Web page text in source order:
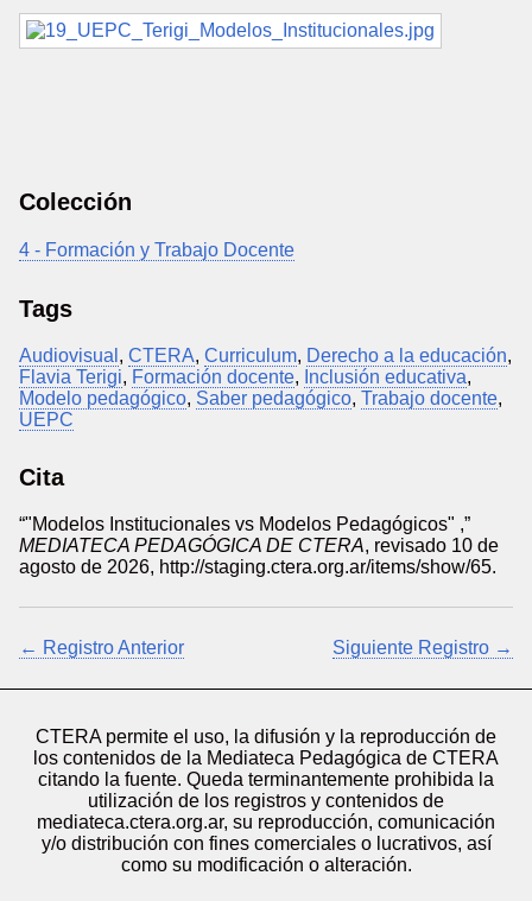
Colección
4 - Formación y Trabajo Docente
Tags
Audiovisual , CTERA, Curriculum, Derecho a la educación,
Flavia Terigi, Formación docente, Inclusión educativa,
Modelo pedagógico, Saber pedagógico, Trabajo docente,
UEPC
Cita
“"Modelos Institucionales vs Modelos Pedagógicos" ,”
MEDIATECA PEDAGÓGICA DE CTERA, revisado 10 de
agosto de 2026, http://staging.ctera.org.ar/items/show/65.
← Registro Anterior Siguiente Registro →
CTERA permite el uso, la difusión y la reproducción de
los contenidos de la Mediateca Pedagógica de CTERA
citando la fuente. Queda terminantemente prohibida la
utilización de los registros y contenidos de
mediateca.ctera.org.ar, su reproducción, comunicación
y/o distribución con fines comerciales o lucrativos, así
como su modificación o alteración.